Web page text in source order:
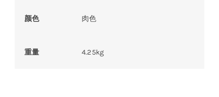
颜色 肉色
重量 4.25kg